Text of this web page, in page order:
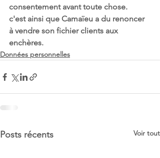
consentement avant toute chose.
c'est ainsi que Camaïeu a du renoncer
à vendre son fichier clients aux
enchères.
Données personnelles
Posts récents Voir tout